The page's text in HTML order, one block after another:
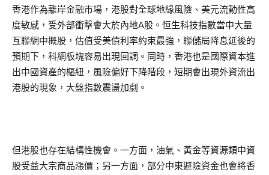
香港作為離岸金融市場，港股對全球地緣風險、美元流動性高
度敏感，受外部衝擊會大於內地A股。恒生科技指數當中大量
互聯網中概股，估值受美債利率約束最強，聯儲局降息延後的
預期下，科網板塊容易出現回調。同時，香港也是國際資本進
出中國資產的樞紐，風險偏好下降階段，短期會出現外資流出
港股的現象，大盤指數震盪加劇。
但港股也存在結構性機會。一方面，油氣、黃金等資源類中資
股受益大宗商品漲價；另一方面，部分中東避險資金也會將香